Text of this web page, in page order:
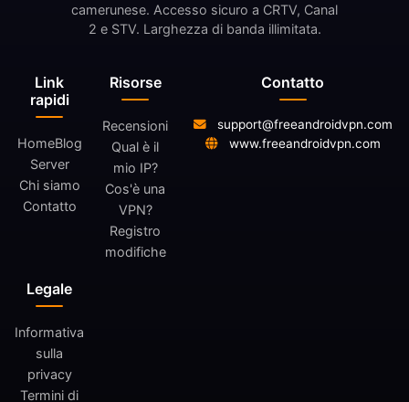
Link
rapidi
HomeBlog
Server
Chi siamo
Contatto
Risorse
Recensioni
Qual è il
mio IP?
Cos'è una
VPN?
Registro
modifiche
Legale
Informativa
sulla
privacy
Termini di
camerunese. Accesso sicuro a CRTV, Canal
2 e STV. Larghezza di banda illimitata.
Contatto
support@freeandroidvpn.com
www.freeandroidvpn.com